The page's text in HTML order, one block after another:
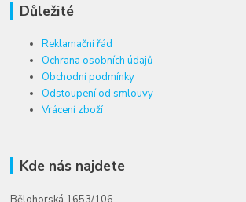
Důležité
Reklamační řád
Ochrana osobních údajů
Obchodní podmínky
Odstoupení od smlouvy
Vrácení zboží
Kde nás najdete